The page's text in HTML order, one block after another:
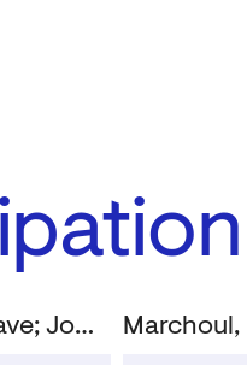
Marchoul, Gustave; Jones, Philippe